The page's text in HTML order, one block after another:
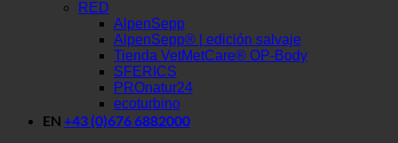
RED
AlpenSepp
AlpenSepp® | edición salvaje
Tienda VetMetCare® OP-Body
SFERICS
PROnatur24
ecoturbino
EN +43 (0)676 6882000